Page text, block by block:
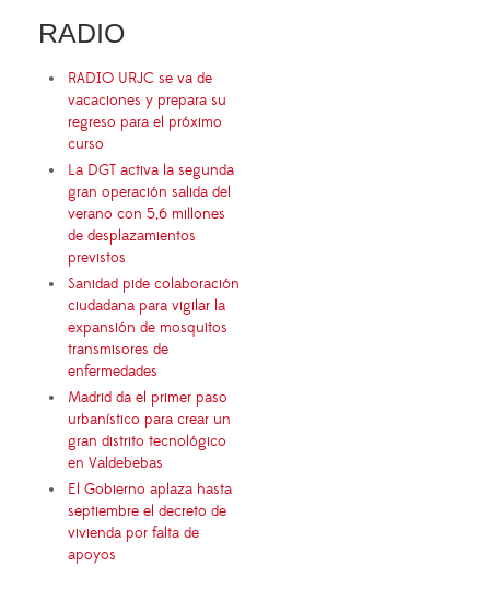
RADIO
RADIO URJC se va de
vacaciones y prepara su
regreso para el próximo
curso
La DGT activa la segunda
gran operación salida del
verano con 5,6 millones
de desplazamientos
previstos
Sanidad pide colaboración
ciudadana para vigilar la
expansión de mosquitos
transmisores de
enfermedades
Madrid da el primer paso
urbanístico para crear un
gran distrito tecnológico
en Valdebebas
El Gobierno aplaza hasta
septiembre el decreto de
vivienda por falta de
apoyos